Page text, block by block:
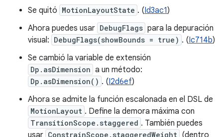
Se quitó MotionLayoutState . (Id3ac1)
Ahora puedes usar DebugFlags para la depuración
visual: DebugFlags(showBounds = true) . (Ic714b)
Se cambió la variable de extensión
Dp.asDimension a un método:
Dp.asDimension() . (I2d6ef)
Ahora se admite la función escalonada en el DSL de
MotionLayout . Define la demora máxima con
TransitionScope.staggered . También puedes
usar ConstrainScope.staggeredWeight (dentro